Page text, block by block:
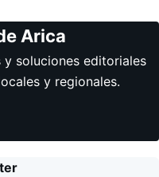
Arica
y soluciones editoriales
y regionales.